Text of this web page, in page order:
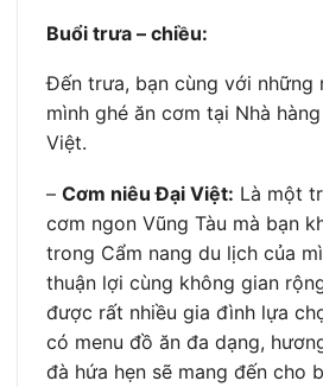
Buổi trưa – chiều:
Đến trưa, bạn cùng với những
mình ghé ăn cơm tại Nhà
Việt.
– Cơm niêu Đại Việt: Là một
cơm ngon Vũng Tàu mà bạn
trong Cẩm nang du lịch của
thuận lợi cùng không gian
được rất nhiều gia đình lựa
có menu đồ ăn đa dạng,
đà hứa hẹn sẽ mang đến cho